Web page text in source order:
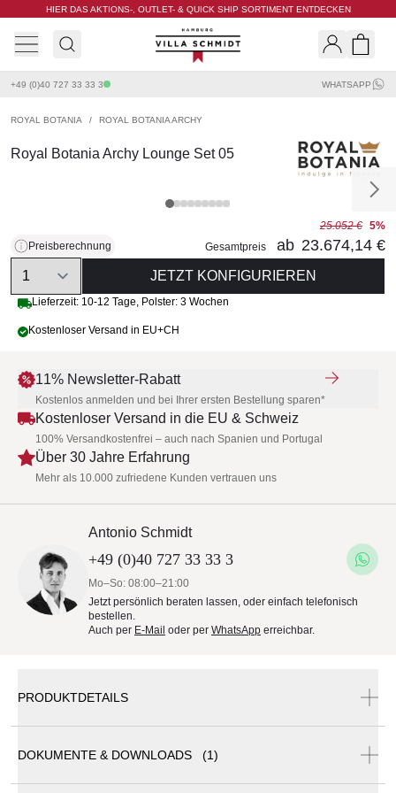
HIER DAS AKTIONS-, OUTLET- & QUICK SHIP SORTIMENT ENTDECKEN
Villa Schmidt
+49 (0)40 727 33 33 3 WHATSAPP
ROYAL BOTANIA / ROYAL BOTANIA ARCHY
Royal Botania Archy Lounge Set 05
Preisberechnung
25.052 € 5%
Gesamtpreis
ab 23.674,14 €
Quantity
JETZT KONFIGURIEREN
Lieferzeit: 10-12 Tage, Polster: 3 Wochen
Kostenloser Versand in EU+CH
11% Newsletter-Rabatt
Kostenlos anmelden und bei Ihrer ersten Bestellung sparen*
Kostenloser Versand in die EU & Schweiz
100% Versandkostenfrei – auch nach Spanien und Portugal
Über 30 Jahre Erfahrung
Mehr als 10.000 zufriedene Kunden vertrauen uns
Antonio Schmidt
+49 (0)40 727 33 33 3
Mo–So: 08:00–21:00
Jetzt persönlich beraten lassen, oder einfach telefonisch
bestellen.
Auch per E-Mail oder per WhatsApp erreichbar.
PRODUKTDETAILS
DOKUMENTE & DOWNLOADS (1)